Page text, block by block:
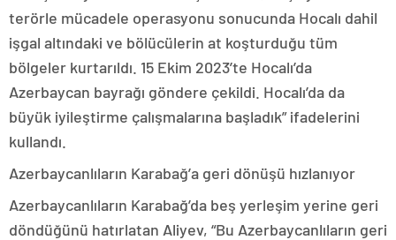
terörle mücadele operasyonu sonucunda Hocalı dahil
işgal altındaki ve bölücülerin at koşturduğu tüm
bölgeler kurtarıldı. 15 Ekim 2023’te Hocalı’da
Azerbaycan bayrağı göndere çekildi. Hocalı’da da
büyük iyileştirme çalışmalarına başladık” ifadelerini
kullandı.
Azerbaycanlıların Karabağ’a geri dönüşü hızlanıyor
Azerbaycanlıların Karabağ’da beş yerleşim yerine geri
döndüğünü hatırlatan Aliyev, “Bu Azerbaycanlıların geri